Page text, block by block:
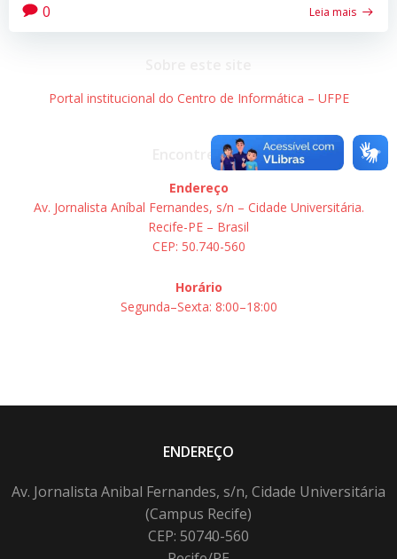
0 Leia mais
Portal institucional do Centro de Informática – UFPE
Encontre-nos
Endereço
Av. Jornalista Aníbal Fernandes, s/n – Cidade Universitária.
Recife-PE – Brasil
CEP: 50.740-560
Horário
Segunda–Sexta: 8:00–18:00
ENDEREÇO
Av. Jornalista Anibal Fernandes, s/n, Cidade Universitária
(Campus Recife)
CEP: 50740-560